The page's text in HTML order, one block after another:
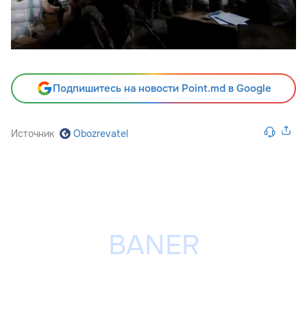
Подпишитесь на новости Point.md в Google
Источник Obozrevatel